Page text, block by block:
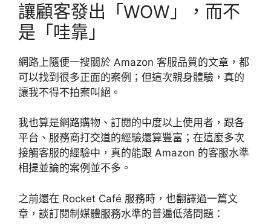
讓顧客發出「WOW」，而不
是「哇靠」
網路上隨便一搜關於 Amazon 客服品質的文章，都
可以找到很多正面的案例；但這次親身體驗，真的
讓我不得不拍案叫絕。
我也算是網路購物、訂閱的中度以上使用者，跟各
平台、服務商打交道的經驗還算豐富；在這麼多次
接觸客服的經驗中，真的能跟 Amazon 的客服水準
相提並論的案例並不多。
之前還在 Rocket Café 服務時，也翻譯過一篇文
章，談訂閱制媒體服務水準的普遍低落問題：